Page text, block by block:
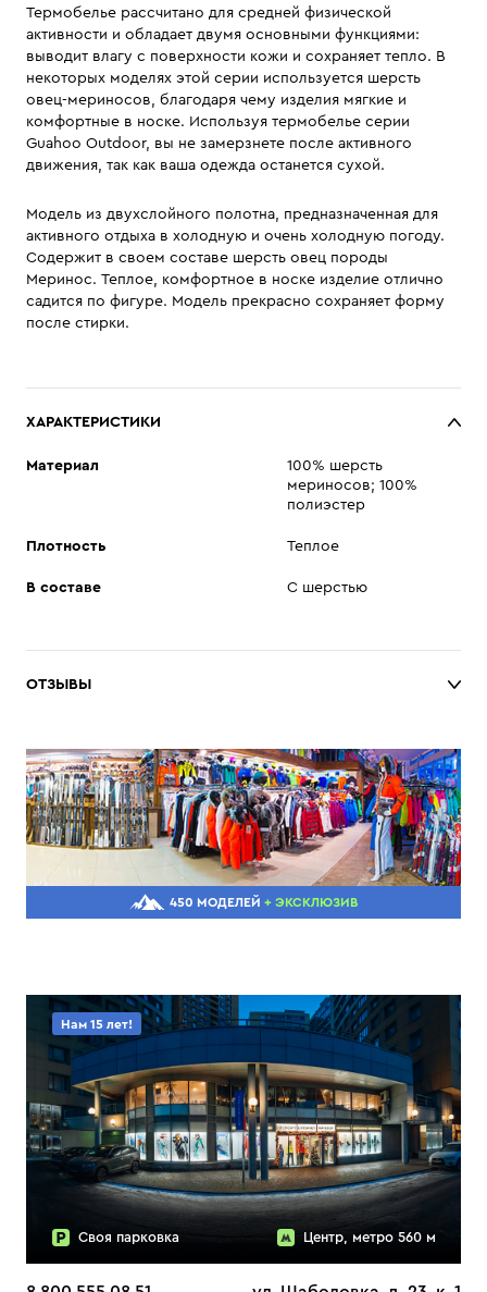
Термобелье рассчитано для средней физической
активности и обладает двумя основными функциями:
выводит влагу с поверхности кожи и сохраняет тепло. В
некоторых моделях этой серии используется шерсть
овец-мериносов, благодаря чему изделия мягкие и
комфортные в носке. Используя термобелье серии
Guahoo Outdoor, вы не замерзнете после активного
движения, так как ваша одежда останется сухой.
Модель из двухслойного полотна, предназначенная для
активного отдыха в холодную и очень холодную погоду.
Содержит в своем составе шерсть овец породы
Меринос. Теплое, комфортное в носке изделие отлично
садится по фигуре. Модель прекрасно сохраняет форму
после стирки.
ХАРАКТЕРИСТИКИ
Материал
100% шерсть
мериносов; 100%
полиэстер
Плотность Теплое
В составе С шерстью
ОТЗЫВЫ
450 МОДЕЛЕЙ + ЭКСКЛЮЗИВ
Нам 15 лет!
Своя парковка Центр, метро 560 м